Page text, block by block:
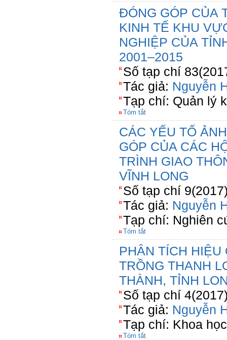
ĐÓNG GÓP CỦA
KINH TẾ KHU
NGHIỆP CỦA
2001–2015
Số tạp chí
Tác giả: Nguyễn
Tạp chí: Quản lý
Tóm tắt
CÁC YẾU TỐ
GÓP CỦA CÁC
TRÌNH GIAO
VĨNH LONG
Số tạp chí
Tác giả: Nguyễn
Tạp chí: Nghiên
Tóm tắt
PHÂN TÍCH HIỆU
TRỒNG THANH
THÀNH, TỈNH
Số tạp chí
Tác giả: Nguyễn
Tạp chí: Khoa
Tóm tắt